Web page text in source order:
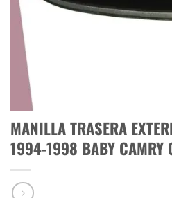
MANILLA TRASERA
1994-1998 BABY